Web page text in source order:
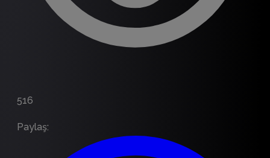
516
Paylaş: